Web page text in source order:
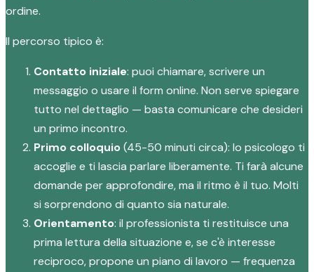
ordine.
Il percorso tipico è:
Contatto iniziale: puoi chiamare, scrivere un
messaggio o usare il form online. Non serve spiegare
tutto nel dettaglio — basta comunicare che desideri
un primo incontro.
Primo colloquio(45-50 minuti circa): lo psicologo ti
accoglie e ti lascia parlare liberamente. Ti farà alcune
domande per approfondire, ma il ritmo è il tuo. Molti
si sorprendono di quanto sia naturale.
Orientamento: il professionista ti restituisce una
prima lettura della situazione e, se c'è interesse
reciproco, propone un piano di lavoro — frequenza